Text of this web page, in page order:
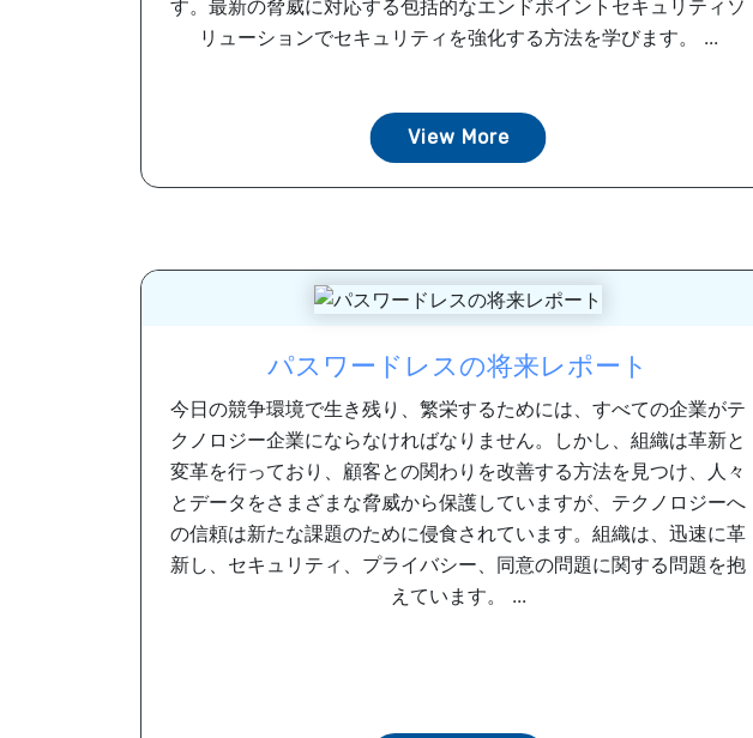
す。最新の脅威に対応する包括的なエンドポイントセキュリティソ
リューションでセキュリティを強化する方法を学びます。 ...
View More
パスワードレスの将来レポート
今日の競争環境で生き残り、繁栄するためには、すべての企業がテ
クノロジー企業にならなければなりません。しかし、組織は革新と
変革を行っており、顧客との関わりを改善する方法を見つけ、人々
とデータをさまざまな脅威から保護していますが、テクノロジーへ
の信頼は新たな課題のために侵食されています。組織は、迅速に革
新し、セキュリティ、プライバシー、同意の問題に関する問題を抱
えています。 ...